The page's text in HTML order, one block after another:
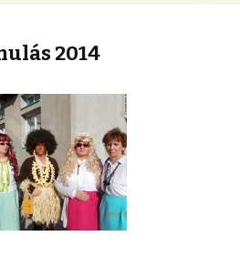
2014